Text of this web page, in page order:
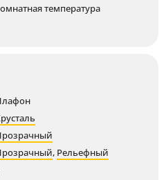
температура
, Рельефный